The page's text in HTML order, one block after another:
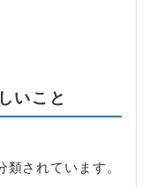
いこと
されています。